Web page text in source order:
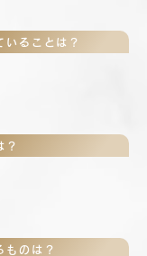
いることは？
？
ものは？